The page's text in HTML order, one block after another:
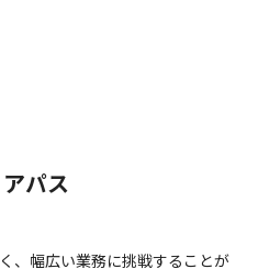
パス
、幅広い業務に挑戦することが